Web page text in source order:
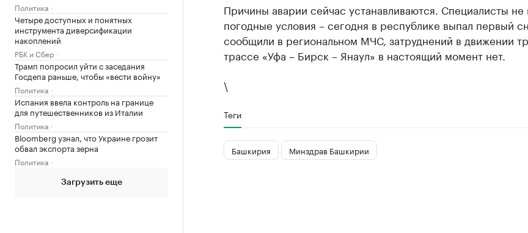
Политика
Четыре доступных и понятных
инструмента диверсификации
накоплений
РБК и Сбер
Трамп попросил уйти с заседания
Госдепа раньше, чтобы «вести войну»
Политика
Испания ввела контроль на границе
для путешественников из Италии
Политика
Bloomberg узнал, что Украине грозит
обвал экспорта зерна
Политика
Загрузить еще
Причины аварии сейчас устанавливаются. Специалисты
погодные условия – сегодня в республике выпал первый
сообщили в региональном МЧС, затруднений в движении
трассе «Уфа – Бирск – Янаул» в настоящий момент нет.
\
Теги
Башкирия Минздрав Башкирии